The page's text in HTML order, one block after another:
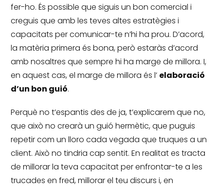
fer-ho.És possible que siguis un bon comercial i
creguis que amb les teves altes estratègies i
capacitats per comunicar-te n’hi ha prou.D’acord,
la matèria primera és bona, però estaràs d’acord
amb nosaltres que sempre hi ha marge de millora.I,
en aquest cas, el marge de millora és l’ elaboració
d’un bon guió.
Perquè no t’espantis des de ja, t’explicarem que no,
que això no crearà un guió hermètic, que puguis
repetir com un lloro cada vegada que truques a un
client.Això no tindria cap sentit.En realitat es tracta
de millorar la teva capacitat per enfrontar-te a les
trucades en fred, millorar el teu discurs i, en